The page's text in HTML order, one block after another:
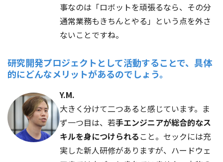
事なのは「ロボットを頑張るなら、その分
通常業務もきちんとやる」という点を外さ
ないことですね。
研究開発プロジェクトとして活動することで、具体
的にどんなメリットがあるのでしょう。
Y.M.
大きく分けて二つあると感じています。ま
ず一つ目は、若手エンジニアが総合的なス
キルを身につけられる こと。セックには充
実した新人研修がありますが、ハードウェ